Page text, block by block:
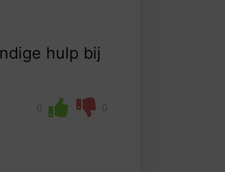
hulp bij
0 0